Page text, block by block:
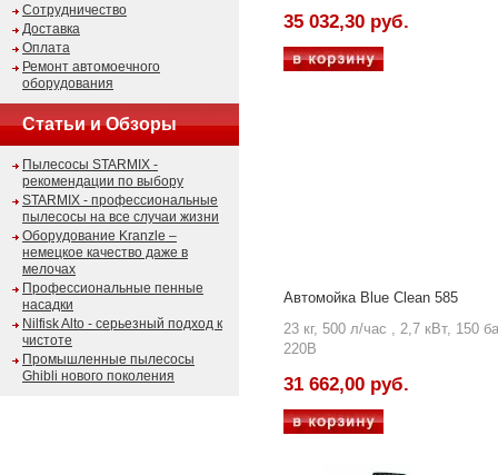
Сотрудничество
Доставка
Оплата
Ремонт автомоечного
оборудования
Статьи и Обзоры
Пылесосы STARMIX -
рекомендации по выбору
STARMIX - профессиональные
пылесосы на все случаи жизни
Оборудование Kranzle –
немецкое качество даже в
мелочах
Профессиональные пенные
насадки
Nilfisk Alto - серьезный подход к
чистоте
Промышленные пылесосы
Ghibli нового поколения
35 032,30 руб.
Автомойка Blue Clean 585
23 кг, 500 л/час , 2,7 кВт, 150
220В
31 662,00 руб.